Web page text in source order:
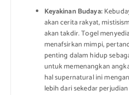
Keyakinan Budaya:
akan cerita rakyat,
akan takdir. Togel
menafsirkan mimpi,
penting dalam hidup
untuk memenangkan
hal supernatural ini
lebih dari sekedar